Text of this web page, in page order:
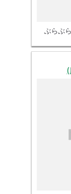
ぶらぶ